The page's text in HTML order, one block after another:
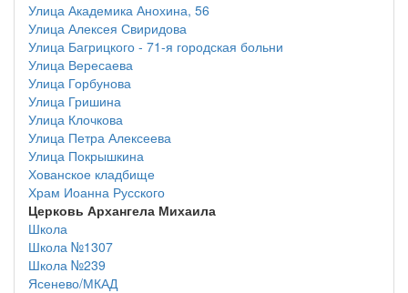
Улица Академика Анохина, 56
Улица Алексея Свиридова
Улица Багрицкого - 71-я городская больни
Улица Вересаева
Улица Горбунова
Улица Гришина
Улица Клочкова
Улица Петра Алексеева
Улица Покрышкина
Хованское кладбище
Храм Иоанна Русского
Церковь Архангела Михаила
Школа
Школа №1307
Школа №239
Ясенево/МКАД